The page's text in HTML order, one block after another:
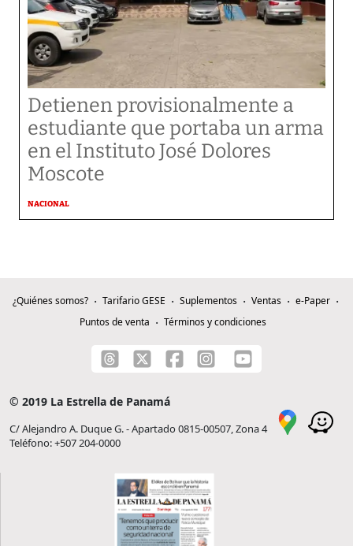
Detienen provisionalmente a
estudiante que portaba un arma
en el Instituto José Dolores
Moscote
NACIONAL
¿Quiénes somos? Tarifario GESE Suplementos Ventas
e-Paper
Puntos de venta
Términos y condiciones
© 2019 La Estrella de Panamá
C/ Alejandro A. Duque G. - Apartado 0815-00507, Zona 4
Teléfono: +507 204-0000